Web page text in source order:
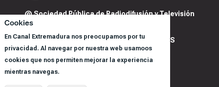
Cookies
En Canal Extremadura nos preocupamos por tu
privacidad. Al navegar por nuestra web usamoos
cookies que nos permiten mejorar la experiencia
mientras navegas.
@ Sociedad Pública de Radiodifusión y Televisión
POLITICA DE PRIVACIDAD Y COOKIES